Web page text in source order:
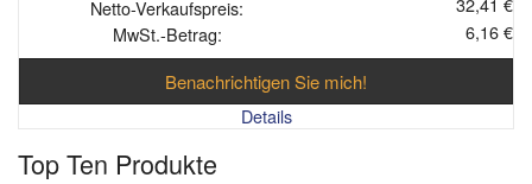
Netto-Verkaufspreis:
MwSt.-Betrag:
6,16 €
Benachrichtigen Sie mich!
Details
Top Ten Produkte